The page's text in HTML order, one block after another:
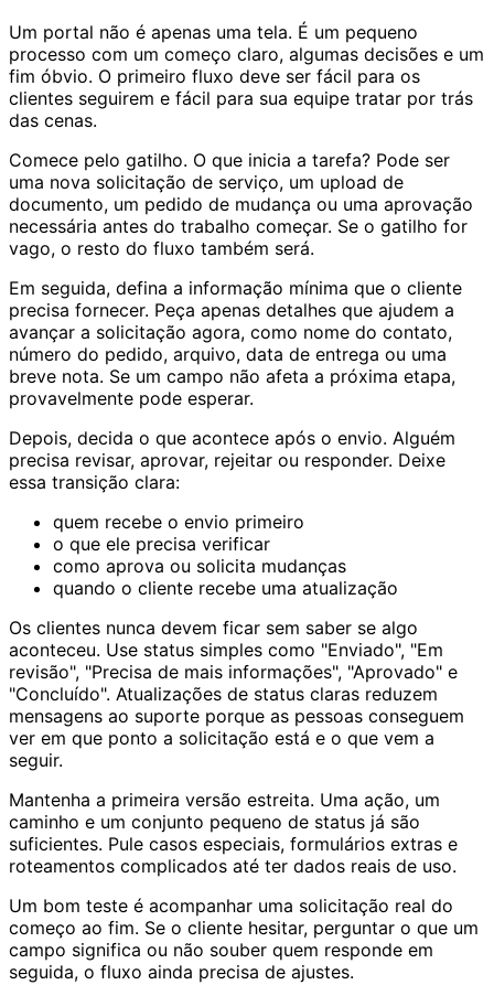
Um portal não é apenas uma tela. É um pequeno
processo com um começo claro, algumas decisões e um
fim óbvio. O primeiro fluxo deve ser fácil para os
clientes seguirem e fácil para sua equipe tratar por trás
das cenas.
Comece pelo gatilho. O que inicia a tarefa? Pode ser
uma nova solicitação de serviço, um upload de
documento, um pedido de mudança ou uma aprovação
necessária antes do trabalho começar. Se o gatilho for
vago, o resto do fluxo também será.
Em seguida, defina a informação mínima que o cliente
precisa fornecer. Peça apenas detalhes que ajudem a
avançar a solicitação agora, como nome do contato,
número do pedido, arquivo, data de entrega ou uma
breve nota. Se um campo não afeta a próxima etapa,
provavelmente pode esperar.
Depois, decida o que acontece após o envio. Alguém
precisa revisar, aprovar, rejeitar ou responder. Deixe
essa transição clara:
quem recebe o envio primeiro
o que ele precisa verificar
como aprova ou solicita mudanças
quando o cliente recebe uma atualização
Os clientes nunca devem ficar sem saber se algo
aconteceu. Use status simples como "Enviado", "Em
revisão", "Precisa de mais informações", "Aprovado" e
"Concluído". Atualizações de status claras reduzem
mensagens ao suporte porque as pessoas conseguem
ver em que ponto a solicitação está e o que vem a
seguir.
Mantenha a primeira versão estreita. Uma ação, um
caminho e um conjunto pequeno de status já são
suficientes. Pule casos especiais, formulários extras e
roteamentos complicados até ter dados reais de uso.
Um bom teste é acompanhar uma solicitação real do
começo ao fim. Se o cliente hesitar, perguntar o que um
campo significa ou não souber quem responde em
seguida, o fluxo ainda precisa de ajustes.